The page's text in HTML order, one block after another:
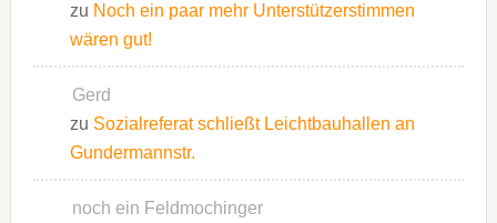
zu Noch ein paar mehr Unterstützerstimmen
wären gut!
Gerd
zu Sozialreferat schließt Leichtbauhallen an
Gundermannstr.
noch ein Feldmochinger